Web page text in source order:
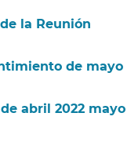
la Reunión
de mayo
abril 2022 mayo